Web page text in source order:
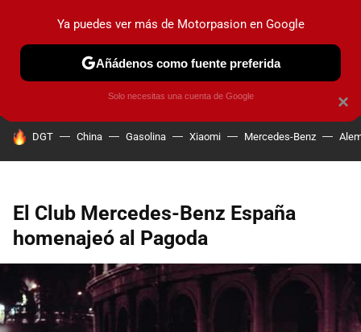
PRUEBAS COCHES ELÉCTRICOS OBSERVATORIO
HOY SE HABLA DE
DGT China Gasolina Xiaomi Mercedes-Benz
El Club Mercedes-Benz España
homenajeó al Pagoda
×
Ya puedes ver más de Motorpasion en Google
Añádenos como fuente preferida
Solo necesitas una cuenta de Google